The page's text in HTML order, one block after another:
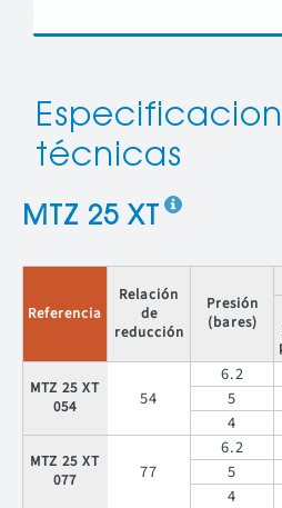
técnicas
MTZ 25 XT
Referencia
Relación
de
reducción
Presión
(bares)
MTZ 25 XT
054
54
6.2
5
4
MTZ 25 XT
077
77
6.2
5
4